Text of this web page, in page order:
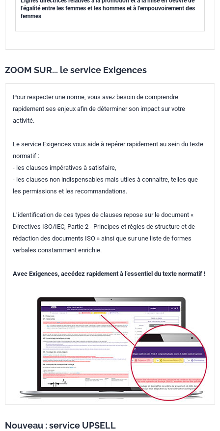
l’égalité entre les femmes et les hommes et à l’empouvoirement des
femmes
ZOOM SUR... le service Exigences
Pour respecter une norme, vous avez besoin de comprendre
rapidement ses enjeux afin de déterminer son impact sur votre
activité.
Le service Exigences vous aide à repérer rapidement au sein du texte
normatif :
- les clauses impératives à satisfaire,
- les clauses non indispensables mais utiles à connaitre, telles que
les permissions et les recommandations.
L’identification de ces types de clauses repose sur le document «
Directives ISO/IEC, Partie 2 - Principes et règles de structure et de
rédaction des documents ISO » ainsi que sur une liste de formes
verbales constamment enrichie.
Avec Exigences, accédez rapidement à l’essentiel du texte normatif !
Nouveau : service UPSELL